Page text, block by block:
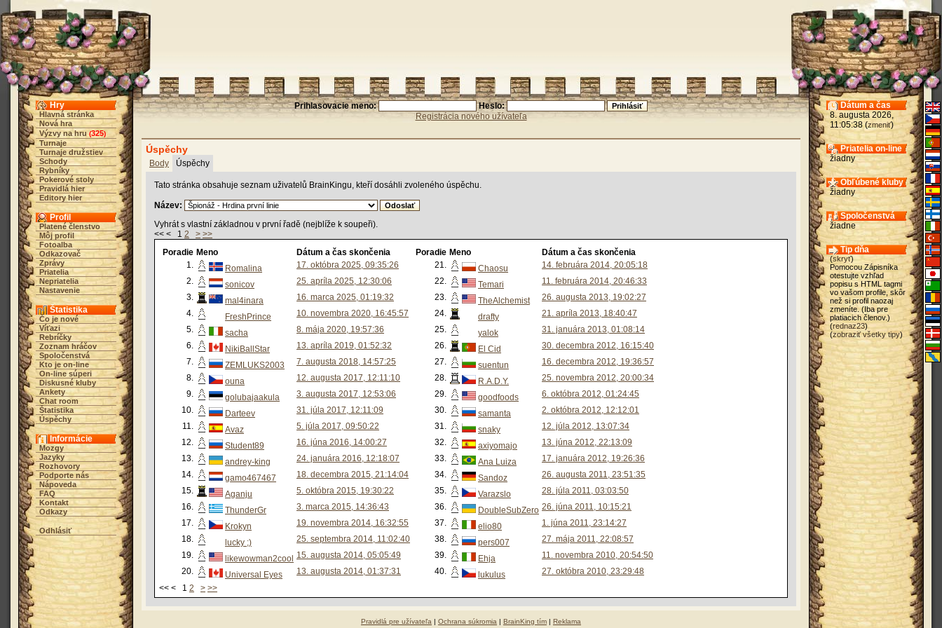
Hry
Hlavná stránka
Nová hra
Výzvy na hru (325)
Turnaje
Turnaje družstiev
Schody
Rybníky
Pokerové stoly
Pravidlá hier
Editory hier
Profil
Platené členstvo
Môj profil
Fotoalba
Odkazovač
Zprávy
Priatelia
Nepriatelia
Nastavenie
Štatistika
Čo je nové
Víťazi
Rebríčky
Zoznam hráčov
Spoločenstvá
Kto je on-line
On-line súperi
Diskusné kluby
Ankety
Chat room
Štatistika
Úspěchy
Informácie
Mozgy
Jazyky
Rozhovory
Podporte nás
Nápoveda
FAQ
Kontakt
Odkazy
Odhlásiť
Prihlasovacie meno:
Heslo:
Registrácia nového užívateľa
Úspěchy
Body Úspěchy
Tato stránka obsahuje seznam uživatelů BrainKingu, kteří dosáhli zvoleného úspěchu.
Název:
Vyhrát s vlastní základnou v první řadě (nejblíže k soupeři).
<< < 1 2 > >>
Poradie Meno
Dátum a čas skončenia
1.
Romalina
17. októbra 2025, 09:35:26
2.
sonicov
25. apríla 2025, 12:30:06
3.
mal4inara
16. marca 2025, 01:19:32
4.
FreshPrince
10. novembra 2020, 16:45:57
5.
sacha
8. mája 2020, 19:57:36
6.
NikiBallStar
13. apríla 2019, 01:52:32
7.
ZEMLUKS2003
7. augusta 2018, 14:57:25
8.
ouna
12. augusta 2017, 12:11:10
9.
golubajaakula
3. augusta 2017, 12:53:06
10.
Darteev
31. júla 2017, 12:11:09
11.
Avaz
5. júla 2017, 09:50:22
12.
Student89
16. júna 2016, 14:00:27
13.
andrey-king
24. januára 2016, 12:18:07
14.
gamo467467
18. decembra 2015, 21:14:04
15.
Aganju
5. októbra 2015, 19:30:22
16.
ThunderGr
3. marca 2015, 14:36:43
17.
Krokyn
19. novembra 2014, 16:32:55
18.
lucky ;)
25. septembra 2014, 11:02:40
19.
likewowman2cool 15. augusta 2014, 05:05:49
20.
Universal Eyes 13. augusta 2014, 01:37:31
Poradie Meno
Dátum a čas skončenia
21.
Chaosu
14. februára 2014, 20:05:18
22.
Temari
11. februára 2014, 20:46:33
23.
TheAlchemist
26. augusta 2013, 19:02:27
24.
drafty
21. apríla 2013, 18:40:47
25.
yalok
31. januára 2013, 01:08:14
26.
El Cid
30. decembra 2012, 16:15:40
27.
suentun
16. decembra 2012, 19:36:57
28.
R.A.D.Y.
25. novembra 2012, 20:00:34
29.
goodfoods
6. októbra 2012, 01:24:45
30.
samanta
2. októbra 2012, 12:12:01
31.
snaky
12. júla 2012, 13:07:34
32.
axiyomajo
13. júna 2012, 22:13:09
33.
Ana Luiza
17. januára 2012, 19:26:36
34.
Sandoz
26. augusta 2011, 23:51:35
35.
Varazslo
28. júla 2011, 03:03:50
36.
DoubleSubZero 26. júna 2011, 10:15:21
37.
elio80
1. júna 2011, 23:14:27
38.
pers007
27. mája 2011, 22:08:57
39.
Ehja
11. novembra 2010, 20:54:50
40.
lukulus
27. októbra 2010, 23:29:48
<< < 1 2 > >>
Pravidlá pre užívateľa | Ochrana súkromia | BrainKing tím | Reklama
Dátum a čas
8. augusta 2026,
11:05:38 (zmeniť)
Priatelia on-line
žiadny
Obľúbené kluby
žiadny
Spoločenstvá
žiadne
Tip dňa
(skryť)
Pomocou Zápisníka
otestujte vzhľad
popisu s HTML tagmi
vo vašom profile, skôr
než si profil naozaj
zmeníte. (Iba pre
platiacich členov.)
(rednaz23)
(zobraziť všetky tipy)